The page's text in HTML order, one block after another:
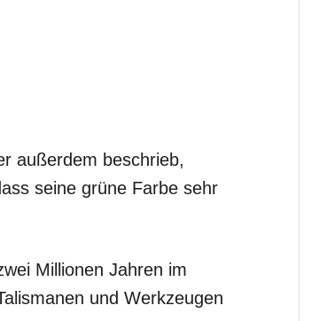
außerdem beschrieb,
seine grüne Farbe sehr
Millionen Jahren im
und Werkzeugen